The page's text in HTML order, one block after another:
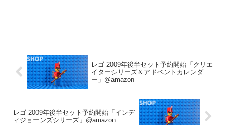
レゴ 2009年後半セット予約開始「クリエ
イターシリーズ＆アドベントカレンダ
ー」@amazon
レゴ 2009年後半セット予約開始「インデ
ィジョーンズシリーズ」@amazon